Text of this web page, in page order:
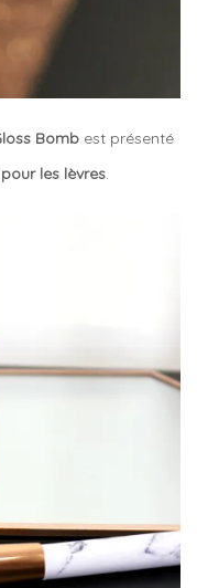
Bomb est présenté
les lèvres.